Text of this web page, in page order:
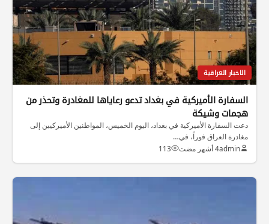
الاخبار العراقية
السفارة الأميركية في بغداد تدعو رعاياها للمغادرة وتحذر من
هجمات وشيكة
دعت السفارة الأميركية في بغداد، اليوم الخميس، المواطنين الأميركيين إلى
مغادرة العراق فوراً، في…
admin4 أشهر مضت 113